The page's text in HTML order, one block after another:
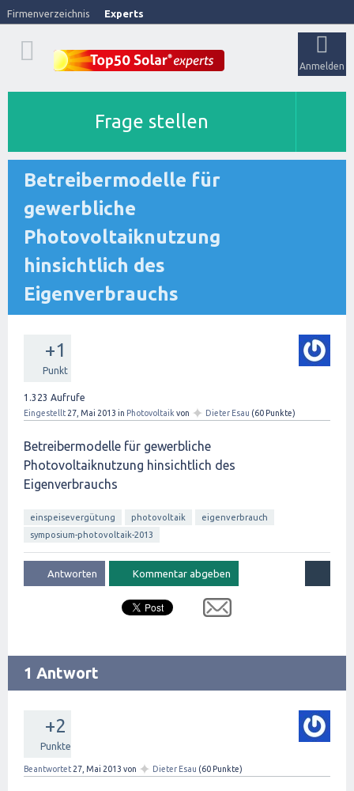
Firmenverzeichnis Experts
Anmelden
Frage stellen
Betreibermodelle für
gewerbliche
Photovoltaiknutzung
hinsichtlich des
Eigenverbrauchs
+1
Punkt
1.323 Aufrufe
Eingestellt 27, Mai 2013 in Photovoltaik von ✦ Dieter Esau (60 Punkte)
Betreibermodelle für gewerbliche
Photovoltaiknutzung hinsichtlich des
Eigenverbrauchs
einspeisevergütung photovoltaik
eigenverbrauch
symposium-photovoltaik-2013
1 Antwort
+2
Punkte
Beantwortet 27, Mai 2013 von ✦ Dieter Esau (60 Punkte)